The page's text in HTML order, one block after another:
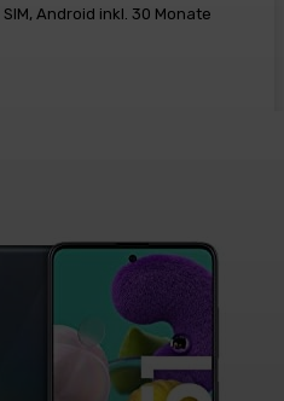
Android inkl. 30 Monate